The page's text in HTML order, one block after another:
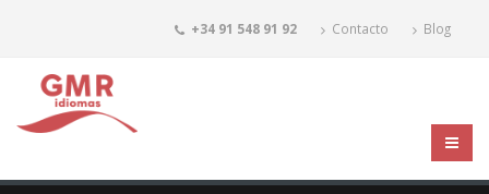
+34 91 548 91 92 Contacto Blog